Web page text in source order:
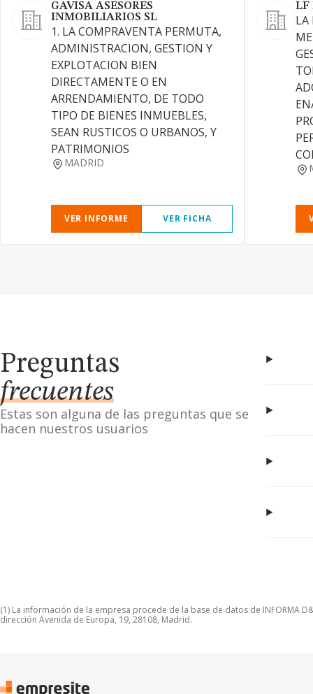
GAVISA ASESORES
INMOBILIARIOS SL
1. LA COMPRAVENTA PERMUTA,
ADMINISTRACION, GESTION Y
EXPLOTACION BIEN
DIRECTAMENTE O EN
ARRENDAMIENTO, DE TODO
TIPO DE BIENES INMUEBLES,
SEAN RUSTICOS O URBANOS, Y
PATRIMONIOS
MADRID
VER INFORME VER FICHA
LF
LA
Preguntas
frecuentes
Estas son alguna de las preguntas que se
hacen nuestros usuarios
(1) La información de la empresa procede de la base de datos de INFORMA
dirección Avenida de Europa, 19, 28108, Madrid.